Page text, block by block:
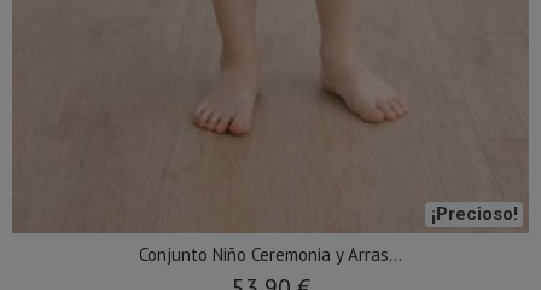
¡Precioso!
Conjunto Niño Ceremonia y Arras...